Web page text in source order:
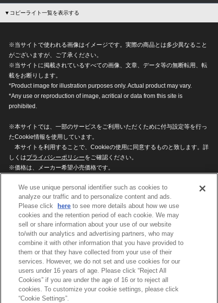
▼コピーライト一覧を表示する
※当サイトで使われる画像はイメージです。実際の商品とは多少異なること
がございますが、ご了承ください。
※当サイトに掲載されているすべての画像、文章、データ等の無断転用、転
載をお断りします。
*Product image for illustration purposes only. Actual product may vary.
*Any use or reproduction of image, acritical or data from this site is
prohibited.
※本サイトでは、一部のサービスをご利用いただくために付与設定等を行っ
たCookie情報を使用しています。
本サイトを利用することで、Cookieの使用に同意するものと致します。詳
しくはプライバシーポリシーをご確認ください。
※価格は、メーカー希望小売価格です。
ざいますのでご了承ください。
privacypolicy
Do Not Sell or Share My
Personal Information
ウェブサイトご利用条件
ソーシャルメディアポリシー
個人情報保護方針
お問い合わせ
©BANDAI
We use unique personal identifier such as cookies to
analyze our traffic and to personalize content and ads.
Please click
here to see more details about how we use
cookies and the retention period of each cookie. We may
sell or share information about your use of our website
to/with our analytics and advertising partners, who may
combine it with other information that you have provided to
them or that they have collected from your use of their
services. However, we do not set and use cookies for our
users under 16 years of age. Please click “Reject All
Cookies” if you are under the age of 16 or to reject all
cookies. To customize your cookie settings, please click
“Cookie Settings”.